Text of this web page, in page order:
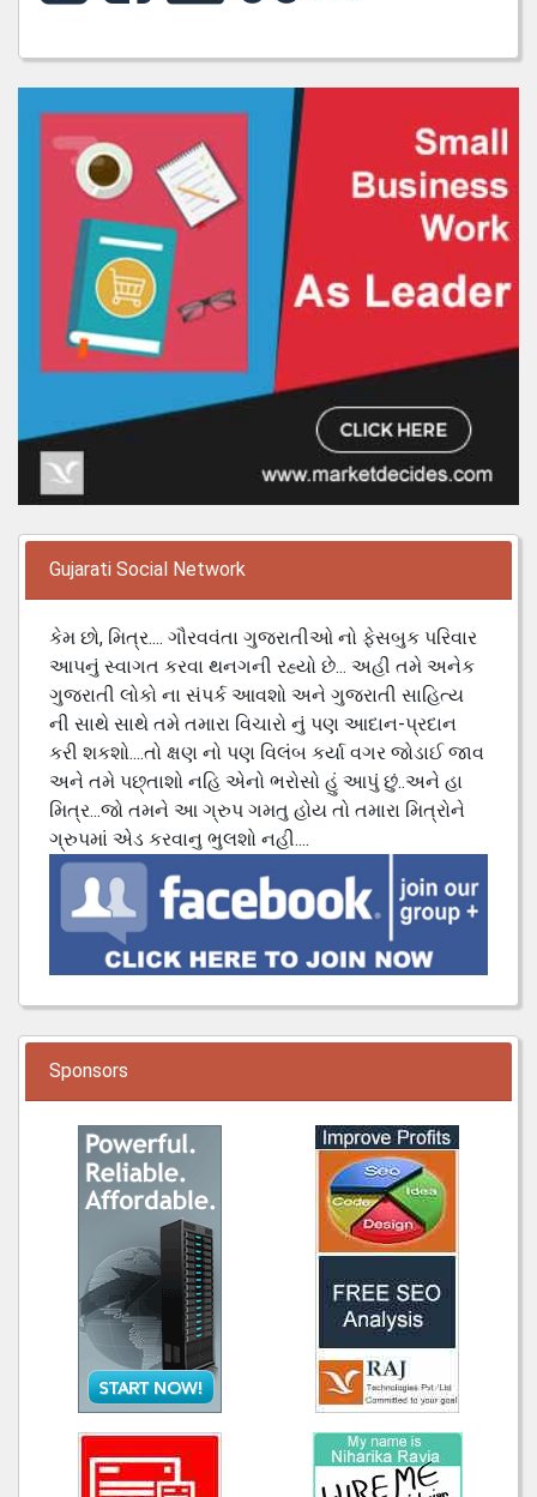
Gujarati Social Network
કેમ છો, મિત્ર.... ગૌરવવંતા ગુજરાતીઓ નો ફેસબુક પરિવાર
આપનું સ્વાગત કરવા થનગની રહ્યો છે... અહી તમે અનેક
ગુજરાતી લોકો ના સંપર્ક આવશો અને ગુજરાતી સાહિત્ય
ની સાથે સાથે તમે તમારા વિચારો નું પણ આદાન-પ્રદાન
કરી શકશો....તો ક્ષણ નો પણ વિલંબ કર્યા વગર જોડાઈ જાવ
અને તમે પછ્તાશો નહિ એનો ભરોસો હું આપું છું..અને હા
મિત્ર...જો તમને આ ગ્રુપ ગમતુ હોય તો તમારા મિત્રોને
ગ્રુપમાં એડ કરવાનુ ભુલશો નહી....
Sponsors